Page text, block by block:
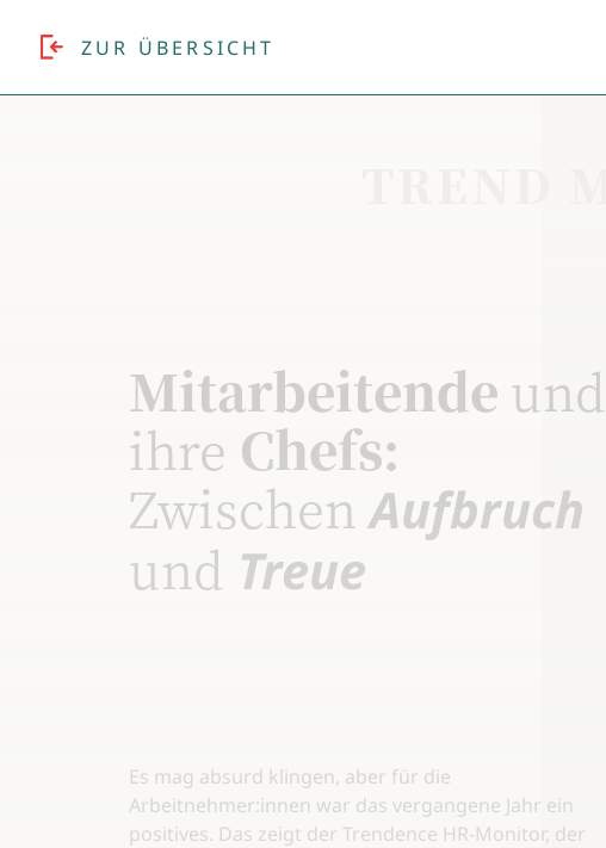
ZUR ÜBERSICHT
Mitarbeitende und
ihre Chefs:
ZwischenAufbruch
und Treue
Es mag absurd klingen, aber für die
Arbeitnehmer:innen war das vergangene Jahr ein
positives. Das zeigt der Trendence HR-Monitor, der